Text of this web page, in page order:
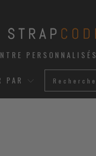
PERSONNALISÉS
PAR